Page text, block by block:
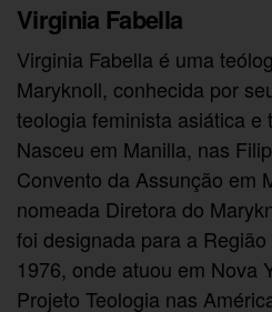
Virginia Fabella
Virginia Fabella é uma
Maryknoll, conhecida por
teologia feminista asiática e
Nasceu em Manilla, nas
Convento da Assunção em
nomeada Diretora do
foi designada para a
1976, onde atuou em Nova
Projeto Teologia nas